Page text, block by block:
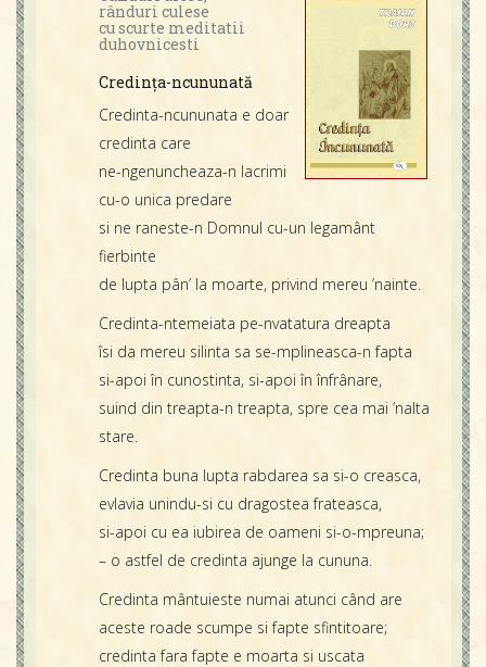
Icoane
Calendar
Glosar
rânduri culese
cu scurte meditatii
duhovnicesti
Credința-ncununată
Credinta-ncununata e doar
credinta care
ne-ngenuncheaza-n lacrimi
cu-o unica predare
si ne raneste-n Domnul cu-un legamânt
fierbinte
de lupta pân’ la moarte, privind mereu ’nainte.
Credinta-ntemeiata pe-nvatatura dreapta
îsi da mereu silinta sa se-mplineasca-n fapta
si-apoi în cunostinta, si-apoi în înfrânare,
suind din treapta-n treapta, spre cea mai ’nalta
stare.
Credinta buna lupta rabdarea sa si-o creasca,
evlavia unindu-si cu dragostea frateasca,
si-apoi cu ea iubirea de oameni si-o-mpreuna;
– o astfel de credinta ajunge la cununa.
Credinta mântuieste numai atunci când are
aceste roade scumpe si fapte sfintitoare;
credinta fara fapte e moarta si uscata